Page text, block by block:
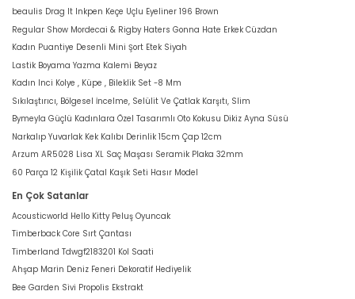
beaulis Drag It Inkpen Keçe Uçlu Eyeliner 196 Brown
Regular Show Mordecai & Rigby Haters Gonna Hate Erkek Cüzdan
Kadın Puantiye Desenli Mini Şort Etek Siyah
Lastik Boyama Yazma Kalemi Beyaz
Kadın Inci Kolye , Küpe , Bileklik Set -8 Mm
Sıkılaştırıcı, Bölgesel İncelme, Selülit Ve Çatlak Karşıtı, Slim
Bymeyla Güçlü Kadınlara Özel Tasarımlı Oto Kokusu Dikiz Ayna Süsü
Narkalıp Yuvarlak Kek Kalıbı Derinlik 15cm Çap 12cm
Arzum AR5028 Lisa XL Saç Maşası Seramik Plaka 32mm
60 Parça 12 Kişilik Çatal Kaşık Seti Hasır Model
En Çok Satanlar
Acousticworld Hello Kitty Peluş Oyuncak
Timberback Core Sırt Çantası
Timberland Tdwgf2183201 Kol Saati
Ahşap Marin Deniz Feneri Dekoratif Hediyelik
Bee Garden Sivi Propolis Ekstrakt